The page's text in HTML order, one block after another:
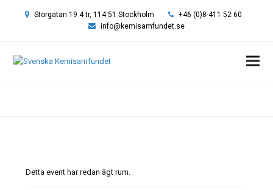
Storgatan 19 4 tr, 114 51 Stockholm
+46 (0)8-411 52 60
info@kemisamfundet.se
Detta event har redan ägt rum.